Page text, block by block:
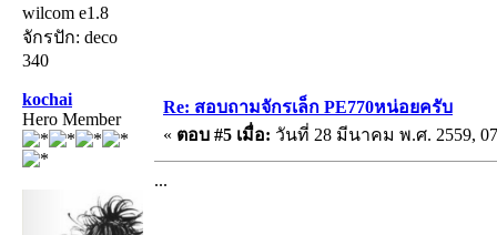
wilcom e1.8
จักรปัก: deco
340
kochai
Hero Member
Re: สอบถามจักรเล็ก PE770หน่อยครับ
« ตอบ #5 เมื่อ: วันที่ 28 มีนาคม พ.ศ. 2559,
...